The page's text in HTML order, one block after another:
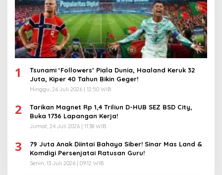
1
Tsunami ‘Followers’ Piala Dunia, Haaland Keruk 32
Juta, Kiper 40 Tahun Bikin Geger!
Minggu, 26 Juli 2026 | 12:50 WIB
2
Tarikan Magnet Rp 1,4 Triliun D-HUB SEZ BSD City,
Buka 1736 Lapangan Kerja!
Jumat, 24 Juli 2026 | 11:38 WIB
3
79 Juta Anak Diintai Bahaya Siber! Sinar Mas Land &
Komdigi Persenjatai Ratusan Guru!
Senin, 13 Juli 2026 | 09:12 WIB